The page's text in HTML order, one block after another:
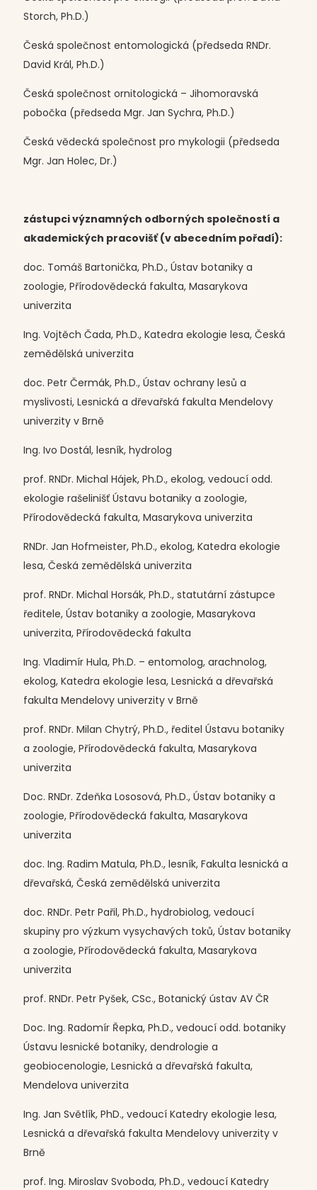
Storch, Ph.D.)
Česká společnost entomologická (předseda RNDr.
David Král, Ph.D.)
Česká společnost ornitologická – Jihomoravská
pobočka (předseda Mgr. Jan Sychra, Ph.D.)
Česká vědecká společnost pro mykologii (předseda
Mgr. Jan Holec, Dr.)
zástupci významných odborných společností a
akademických pracovišť (v abecedním pořadí):
doc. Tomáš Bartonička, Ph.D., Ústav botaniky a
zoologie, Přírodovědecká fakulta, Masarykova
univerzita
Ing. Vojtěch Čada, Ph.D., Katedra ekologie lesa, Česká
zemědělská univerzita
doc. Petr Čermák, Ph.D., Ústav ochrany lesů a
myslivosti, Lesnická a dřevařská fakulta Mendelovy
univerzity v Brně
Ing. Ivo Dostál, lesník, hydrolog
prof. RNDr. Michal Hájek, Ph.D., ekolog, vedoucí odd.
ekologie rašelinišť Ústavu botaniky a zoologie,
Přírodovědecká fakulta, Masarykova univerzita
RNDr. Jan Hofmeister, Ph.D., ekolog, Katedra ekologie
lesa, Česká zemědělská univerzita
prof. RNDr. Michal Horsák, Ph.D., statutární zástupce
ředitele, Ústav botaniky a zoologie, Masarykova
univerzita, Přírodovědecká fakulta
Ing. Vladimír Hula, Ph.D. – entomolog, arachnolog,
ekolog, Katedra ekologie lesa, Lesnická a dřevařská
fakulta Mendelovy univerzity v Brně
prof. RNDr. Milan Chytrý, Ph.D., ředitel Ústavu botaniky
a zoologie, Přírodovědecká fakulta, Masarykova
univerzita
Doc. RNDr. Zdeňka Lososová, Ph.D., Ústav botaniky a
zoologie, Přírodovědecká fakulta, Masarykova
univerzita
doc. Ing. Radim Matula, Ph.D., lesník, Fakulta lesnická a
dřevařská, Česká zemědělská univerzita
doc. RNDr. Petr Pařil, Ph.D., hydrobiolog, vedoucí
skupiny pro výzkum vysychavých toků, Ústav botaniky
a zoologie, Přírodovědecká fakulta, Masarykova
univerzita
prof. RNDr. Petr Pyšek, CSc., Botanický ústav AV ČR
Doc. Ing. Radomír Řepka, Ph.D., vedoucí odd. botaniky
Ústavu lesnické botaniky, dendrologie a
geobiocenologie, Lesnická a dřevařská fakulta,
Mendelova univerzita
Ing. Jan Světlík, PhD., vedoucí Katedry ekologie lesa,
Lesnická a dřevařská fakulta Mendelovy univerzity v
Brně
prof. Ing. Miroslav Svoboda, Ph.D., vedoucí Katedry